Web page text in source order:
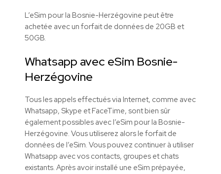
L’eSim pour la Bosnie-Herzégovine peut être
achetée avec un forfait de données de 20GB et
50GB.
Whatsapp avec eSim Bosnie-
Herzégovine
Tous les appels effectués via Internet, comme avec
Whatsapp, Skype et FaceTime, sont bien sûr
également possibles avec l’eSim pour la Bosnie-
Herzégovine. Vous utiliserez alors le forfait de
données de l’eSim. Vous pouvez continuer à utiliser
Whatsapp avec vos contacts, groupes et chats
existants. Après avoir installé une eSim prépayée,